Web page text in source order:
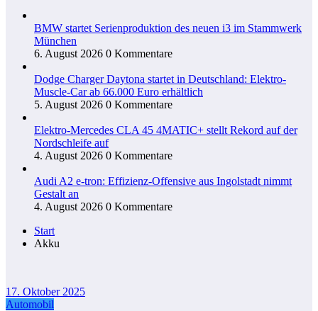
BMW startet Serienproduktion des neuen i3 im Stammwerk
München
6. August 2026 0 Kommentare
Dodge Charger Daytona startet in Deutschland: Elektro-
Muscle-Car ab 66.000 Euro erhältlich
5. August 2026 0 Kommentare
Elektro-Mercedes CLA 45 4MATIC+ stellt Rekord auf der
Nordschleife auf
4. August 2026 0 Kommentare
Audi A2 e-tron: Effizienz-Offensive aus Ingolstadt nimmt
Gestalt an
4. August 2026 0 Kommentare
Start
Akku
17. Oktober 2025
Automobil